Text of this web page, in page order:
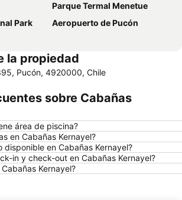
Parque Termal Menetue
Park
Aeropuerto de Pucón
la propiedad
Pucón, 4920000, Chile
sobre Cabañas
área de piscina?
en Cabañas Kernayel?
disponible en Cabañas Kernayel?
in y check-out en Cabañas Kernayel?
Kernayel?